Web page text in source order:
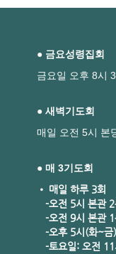
● 금요성령집회
금요일 오후 8시
● 새벽기도회
매일 오전 5시 본
● 매 3기도회
• 매일 하루 3회
-오전 5시 본관 2
-오전 9시 본관 1
-오후 5시(화~금
-토요일: 오전 11